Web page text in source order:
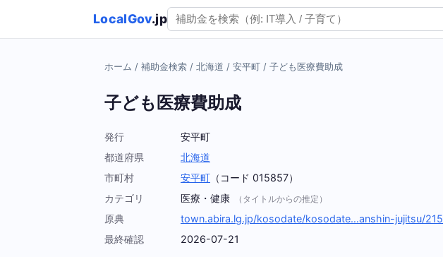
LocalGov.jp
ホーム / 補助金検索 / 北海道 / 安平町 / 子ども医療費助成
子ども医療費助成
発行
安平町
都道府県
北海道
市町村
安平町 （コード 015857）
カテゴリ
医療・健康 （タイトルからの推定）
原典
town.abira.lg.jp/kosodate/kosodate…anshin-jujitsu/215
最終確認
2026-07-21